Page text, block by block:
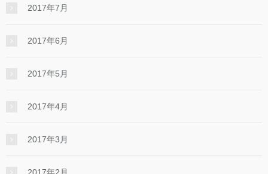
2017年7月
2017年6月
2017年5月
2017年4月
2017年3月